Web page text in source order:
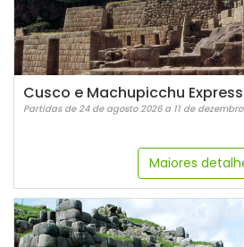
Cusco e Machupicchu
Partidas de 24 de agosto 2026 a 11 de
Maiores